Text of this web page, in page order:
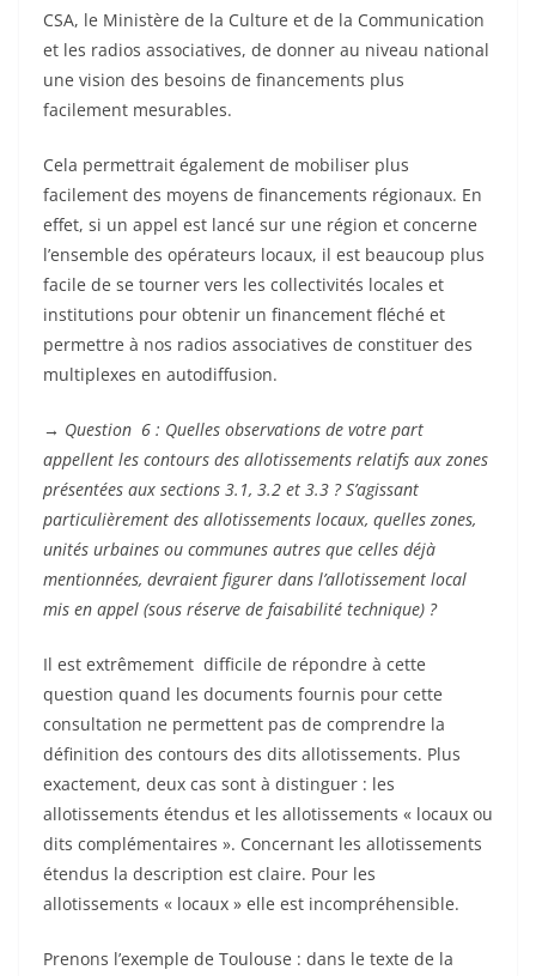
CSA, le Ministère de la Culture et de la Communication
et les radios associatives, de donner au niveau national
une vision des besoins de financements plus
facilement mesurables.
Cela permettrait également de mobiliser plus
facilement des moyens de financements régionaux. En
effet, si un appel est lancé sur une région et concerne
l’ensemble des opérateurs locaux, il est beaucoup plus
facile de se tourner vers les collectivités locales et
institutions pour obtenir un financement fléché et
permettre à nos radios associatives de constituer des
multiplexes en autodiffusion.
→ Question 6 : Quelles observations de votre part
appellent les contours des allotissements relatifs aux zones
présentées aux sections 3.1, 3.2 et 3.3 ? S’agissant
particulièrement des allotissements locaux, quelles zones,
unités urbaines ou communes autres que celles déjà
mentionnées, devraient figurer dans l’allotissement local
mis en appel (sous réserve de faisabilité technique) ?
Il est extrêmement difficile de répondre à cette
question quand les documents fournis pour cette
consultation ne permettent pas de comprendre la
définition des contours des dits allotissements. Plus
exactement, deux cas sont à distinguer : les
allotissements étendus et les allotissements « locaux ou
dits complémentaires ». Concernant les allotissements
étendus la description est claire. Pour les
allotissements « locaux » elle est incompréhensible.
Prenons l’exemple de Toulouse : dans le texte de la